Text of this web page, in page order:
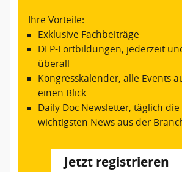
Ihre Vorteile:
Exklusive Fachbeiträge
DFP-Fortbildungen, jederzeit
überall
Kongresskalender, alle Events
einen Blick
Daily Doc Newsletter, täglich die
wichtigsten News aus der
Jetzt registrieren